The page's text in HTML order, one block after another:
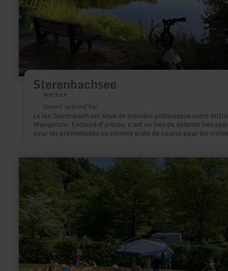
Sterenbachsee
Wittlich
Ouvert aujourd'hui
Le lac Sterenbach est situé de manière pittoresque entre
Wengerohr. Entouré d'arbres, c'est un lieu de détente très
pour les promenades ou comme piste de course pour les
savoir
plus
sur
Erlebnisfreibad
Dieffenbach